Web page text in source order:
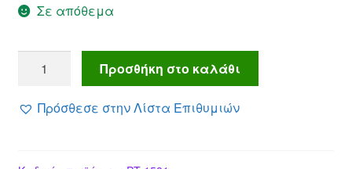
Σε απόθεμα
POWERTECH
φορτιστής
τοίχου
με
Προσθήκη στο καλάθι
Πρόσθεσε στην Λίστα Επιθυμιών